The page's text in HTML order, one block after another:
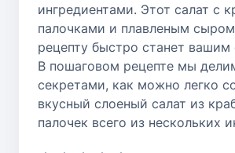
ингредиентами. Этот салат с
палочками и плавленым
рецепту быстро станет
В пошаговом рецепте мы
секретами, как можно легко
вкусный слоеный салат из
палочек всего из нескольких